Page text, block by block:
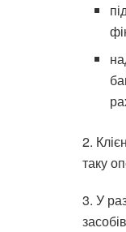
2.
таку
3. У